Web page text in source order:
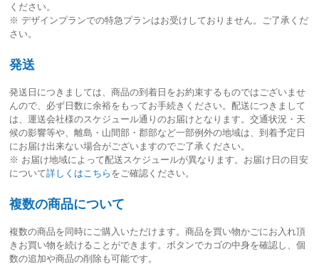
ください。
※ デザインプランでの特急プランはお受けしておりません。ご了承くだ
さい。
発送
発送日につきましては、商品の到着日をお約束するものではございませ
んので、必ず日数に余裕をもってお手続きください。配送につきまして
は、運送会社様のスケジュール通りのお届けとなります。交通状況・天
候の影響等や、離島・山間部・郡部など一部例外の地域は、到着予定日
にお届け出来ない場合がございますのでご了承ください。
※ お届け地域によって配送スケジュールが異なります。お届け日の目安
について詳しくはこちら をご確認ください。
複数の商品について
複数の商品を同時にご購入いただけます。商品を買い物かごにお入れ頂
きお買い物を続けることができます。ボタンでカゴの中身を確認し、個
数の追加や商品の削除も可能です。